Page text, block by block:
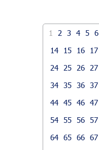
1 2 3 4 5 6
14
15 16 17
24
25 26 27
34
35 36 37
44 45 46 47
54
55 56 57
64 65 66 67